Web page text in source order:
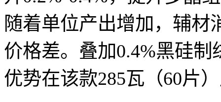
随着单位产出增加，辅材
价格差。叠加0.4%黑硅
优势在该款285瓦（60片